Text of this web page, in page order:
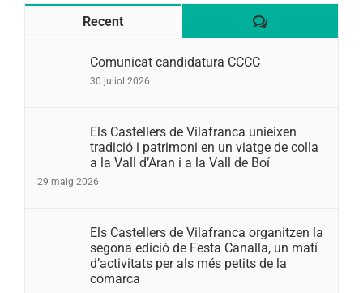
Recent Comentaris
Comunicat candidatura CCCC
30 juliol 2026
Els Castellers de Vilafranca unieixen
tradició i patrimoni en un viatge de colla
a la Vall d’Aran i a la Vall de Boí
29 maig 2026
Els Castellers de Vilafranca organitzen la
segona edició de Festa Canalla, un matí
d’activitats per als més petits de la
comarca